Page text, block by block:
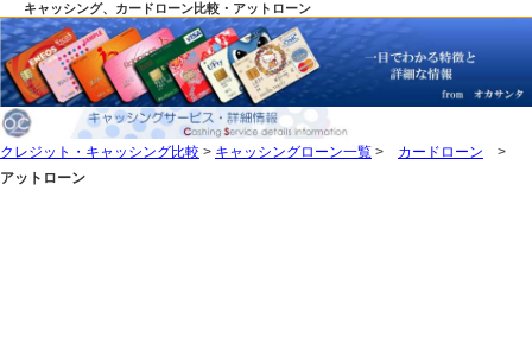
キャッシング、カードローン比較・アットローン
クレジット・キャッシング比較 > キャッシングローン一覧 > カードローン >
アットローン